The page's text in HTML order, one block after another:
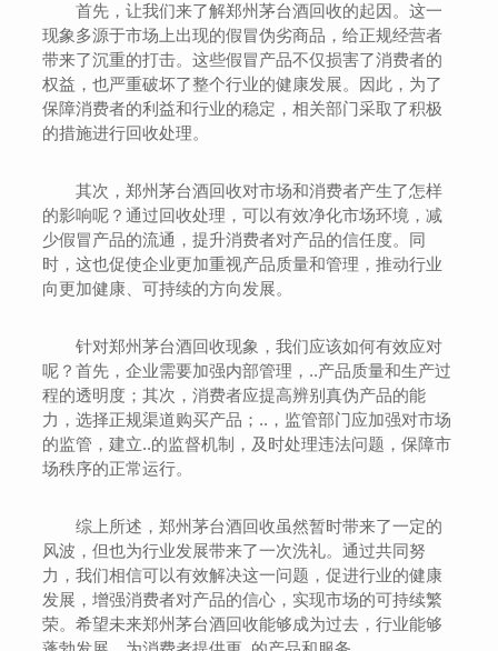
首先，让我们来了解郑州茅台酒回收的起因。这一
现象多源于市场上出现的假冒伪劣商品，给正规经营者
带来了沉重的打击。这些假冒产品不仅损害了消费者的
权益，也严重破坏了整个行业的健康发展。因此，为了
保障消费者的利益和行业的稳定，相关部门采取了积极
的措施进行回收处理。
其次，郑州茅台酒回收对市场和消费者产生了怎样
的影响呢？通过回收处理，可以有效净化市场环境，减
少假冒产品的流通，提升消费者对产品的信任度。同
时，这也促使企业更加重视产品质量和管理，推动行业
向更加健康、可持续的方向发展。
针对郑州茅台酒回收现象，我们应该如何有效应对
呢？首先，企业需要加强内部管理，..产品质量和生产过
程的透明度；其次，消费者应提高辨别真伪产品的能
力，选择正规渠道购买产品；..，监管部门应加强对市场
的监管，建立..的监督机制，及时处理违法问题，保障市
场秩序的正常运行。
综上所述，郑州茅台酒回收虽然暂时带来了一定的
风波，但也为行业发展带来了一次洗礼。通过共同努
力，我们相信可以有效解决这一问题，促进行业的健康
发展，增强消费者对产品的信心，实现市场的可持续繁
荣。希望未来郑州茅台酒回收能够成为过去，行业能够